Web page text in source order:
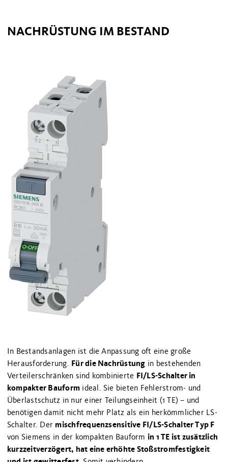
NACHRÜSTUNG IM BESTAND
In Bestandsanlagen ist die Anpassung oft eine große
Herausforderung. Für die Nachrüstung in bestehenden
Verteilerschränken sind kombinierte FI/LS-Schalter in
kompakter Bauform ideal. Sie bieten Fehlerstrom- und
Überlastschutz in nur einer Teilungseinheit (1 TE) – und
benötigen damit nicht mehr Platz als ein herkömmlicher LS-
Schalter. Der mischfrequenzsensitive FI/LS-Schalter Typ F
von Siemens in der kompakten Bauform in 1 TE ist zusätzlich
kurzzeitverzögert, hat eine erhöhte Stoßstromfestigkeit